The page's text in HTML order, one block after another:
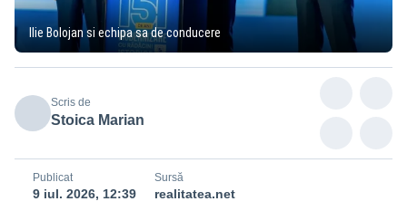
Ilie Bolojan si echipa sa de conducere
Scris de
Stoica Marian
Publicat
9 iul. 2026, 12:39
Sursă
realitatea.net